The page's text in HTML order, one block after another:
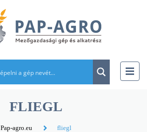
FLIEGL
Pap-agro.eu fliegl